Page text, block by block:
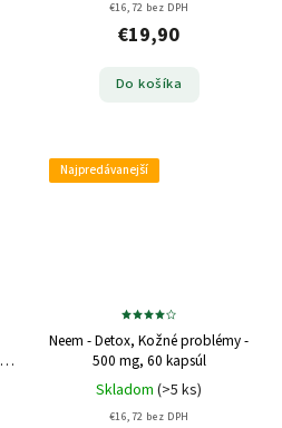
€16,72 bez DPH
€19,90
Do košíka
Najpredávanejší
Neem - Detox, Kožné problémy -
500 mg, 60 kapsúl
Skladom (>5 ks)
€16,72 bez DPH